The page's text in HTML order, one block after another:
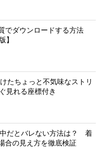
でダウンロードする方法
】
たちょっと不気味なストリ
見れる座標付き
だとバレない方法は？ 着
合の見え方を徹底検証